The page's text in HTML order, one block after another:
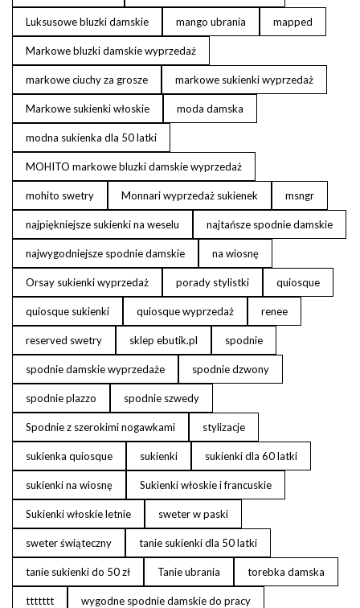
Luksusowe bluzki damskie mango ubrania mapped
Markowe bluzki damskie wyprzedaż
markowe ciuchy za grosze markowe sukienki wyprzedaż
Markowe sukienki włoskie moda damska
modna sukienka dla 50 latki
MOHITO markowe bluzki damskie wyprzedaż
mohito swetry Monnari wyprzedaż sukienek msngr
najpiękniejsze sukienki na weselu najtańsze spodnie damskie
najwygodniejsze spodnie damskie na wiosnę
Orsay sukienki wyprzedaż porady stylistki quiosque
quiosque sukienki quiosque wyprzedaż renee
reserved swetry sklep ebutik.pl spodnie
spodnie damskie wyprzedaże spodnie dzwony
spodnie plazzo spodnie szwedy
Spodnie z szerokimi nogawkami stylizacje
sukienka quiosque sukienki sukienki dla 60 latki
sukienki na wiosnę Sukienki włoskie i francuskie
Sukienki włoskie letnie sweter w paski
sweter świąteczny tanie sukienki dla 50 latki
tanie sukienki do 50 zł Tanie ubrania torebka damska
ttttttt wygodne spodnie damskie do pracy